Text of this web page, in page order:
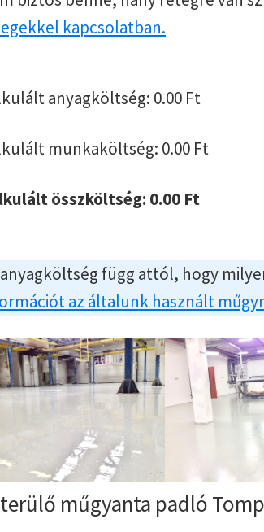
kapcsolatban.
anyagköltség: 0.00 Ft
munkaköltség: 0.00 Ft
összköltség: 0.00 Ft
függ attól, hogy
az általunk használt
műgyanta padló